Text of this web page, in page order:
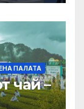
ПАЛАТА
чай –